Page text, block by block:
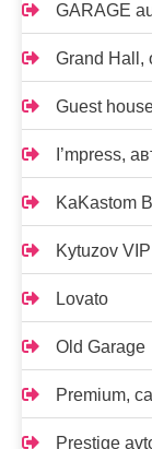
GARAGE
Grand Hall,
Guest
I’mpress,
KaKastom
Kytuzov VIP
Lovato
Old Garage
Premium,
Prestige